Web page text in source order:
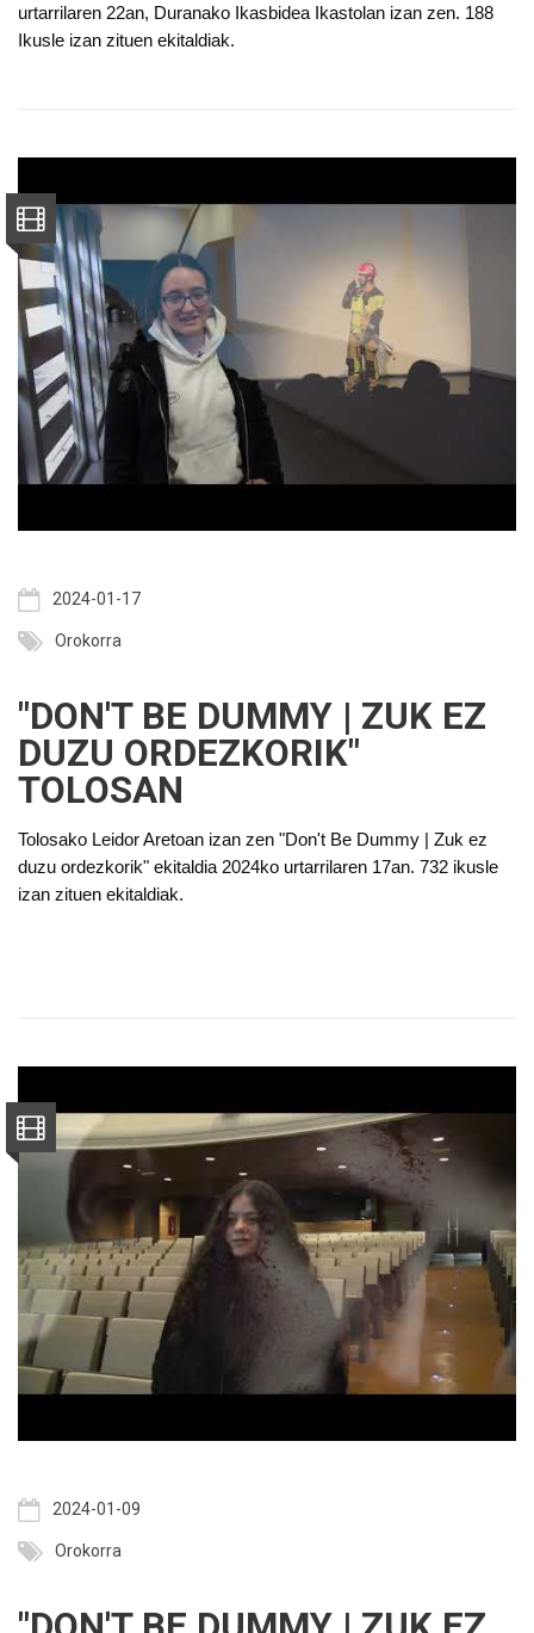
urtarrilaren 22an, Duranako Ikasbidea Ikastolan izan zen. 188
Ikusle izan zituen ekitaldiak.
2024-01-17
Orokorra
"DON'T BE DUMMY | ZUK EZ
DUZU ORDEZKORIK"
TOLOSAN
Tolosako Leidor Aretoan izan zen "Don't Be Dummy | Zuk ez
duzu ordezkorik" ekitaldia 2024ko urtarrilaren 17an. 732 ikusle
izan zituen ekitaldiak.
2024-01-09
Orokorra